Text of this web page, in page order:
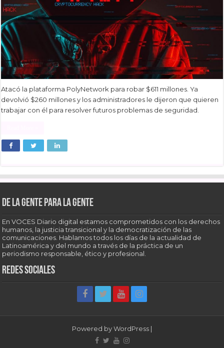
Atacó la plataforma PolyNetwork para robar $611 millones. Ya
devolvió $260 millones y los administradores le dijeron que quieren
trabajar con él para resolver futuros problemas de seguridad.
De la gente para la gente
En VOCES Diario digital estamos comprometidos con los derechos
humanos, la justicia transicional y la democratización de las
comunicaciones. Hablamos todos los días de la actualidad de
Latinoamérica y del mundo a través de la práctica de un
periodismo responsable, ético y profesional.
Redes sociales
Powered byWordPress |